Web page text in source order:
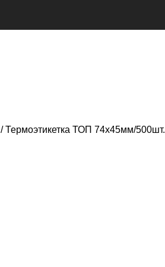
Термоэтикетка ТОП 74х45мм/500шт.